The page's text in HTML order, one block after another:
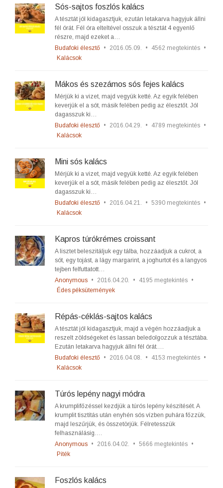
Sós-sajtos foszlós kalács
A tésztát jól kidagasztjuk, ezután letakarva hagyjuk állni
fél órát. Fél óra elteltével osszuk a tésztát 4 egyenlő
részre, majd ezeket a…
Budafoki élesztő • 2016.05.09. • 4562 megtekintés •
Kalácsok
Mákos és szezámos sós fejes kalács
Mérjük ki a vizet, majd vegyük ketté. Az egyik felében
keverjük el a sót, másik felében pedig az élesztőt. Jól
dagasszuk ki…
Budafoki élesztő • 2016.04.29. • 4789 megtekintés •
Kalácsok
Mini sós kalács
Mérjük ki a vizet, majd vegyük ketté. Az egyik felében
keverjük el a sót, másik felében pedig az élesztőt. Jól
dagasszuk ki…
Budafoki élesztő • 2016.04.21. • 5390 megtekintés •
Kalácsok
Kapros túrókrémes croissant
A lisztet beleszitáljuk egy tálba, hozzáadjuk a cukrot, a
sót, egy tojást, a lágy margarint, a joghurtot és a langyos
tejben felfuttatott…
Anonymous • 2016.04.20. • 4195 megtekintés •
Édes péksütemények
Répás-céklás-sajtos kalács
A tésztát jól kidagasztjuk, majd a végén hozzáadjuk a
reszelt zöldségeket és lassan beledolgozzuk a tésztába.
Ezután letakarva hagyjuk állni fél órát.…
Budafoki élesztő • 2016.04.08. • 4153 megtekintés •
Kalácsok
Túrós lepény nagyi módra
A krumplifőzéssel kezdjük a túrós lepény készítését. A
krumplit tisztítás után enyhén sós vízben puhára főzzük,
majd leszűrjük, és összetörjük. Félretesszük
felhasználásig.…
Anonymous • 2016.04.02. • 5666 megtekintés •
Piték
Foszlós kalács